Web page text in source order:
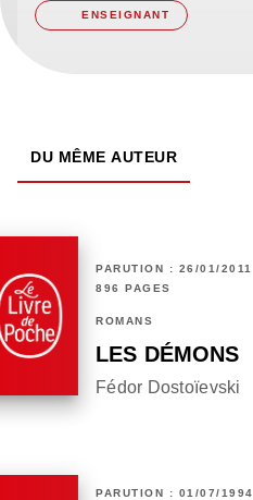
ENSEIGNANT
DU MÊME AUTEUR
PARUTION : 26/01/2011
896 PAGES
ROMANS
LES DÉMONS
Fédor Dostoïevski
PARUTION : 01/07/1994